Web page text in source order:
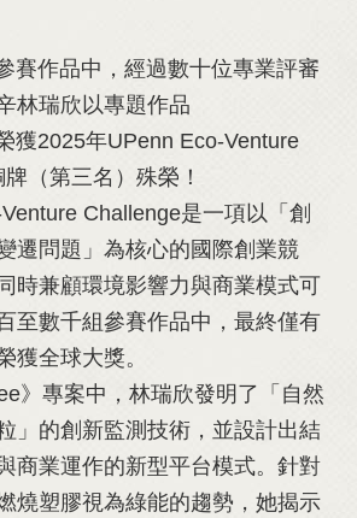
作品中，經過數十位專業評審
林瑞欣以專題作品
獲2025年UPenn Eco-Venture
（第三名）殊榮！
Challenge是一項以「創
遷問題」為核心的國際創業競
時兼顧環境影響力與商業模式可
至數千組參賽作品中，最終僅有
獲全球大獎。
專案中，林瑞欣發明了「自然
」的創新監測技術，並設計出結
商業運作的新型平台模式。針對
燒塑膠視為綠能的趨勢，她揭示